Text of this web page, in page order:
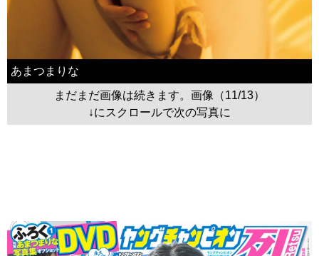
あまつまりな
まだまだ画像は続きます。画像（11/13）
↓にスクロールで次の写真に